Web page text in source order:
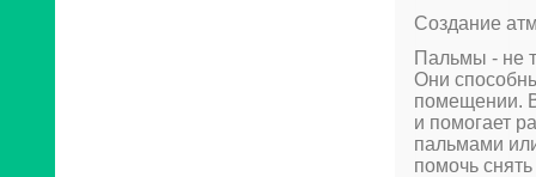
Создание
Пальмы - не
Они
помещении.
и помогает
пальмами
помочь снять